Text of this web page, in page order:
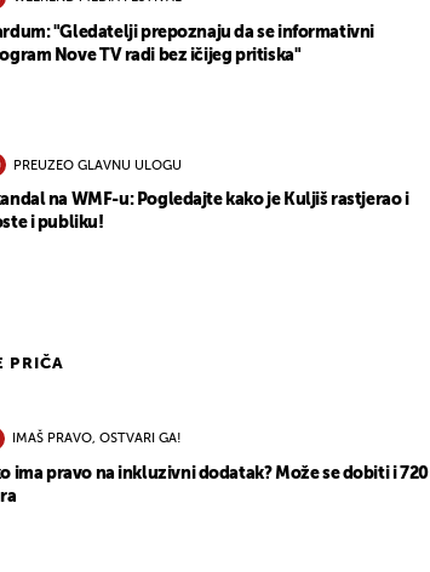
"Gledatelji prepoznaju da se informativni
Nove TV radi bez ičijeg pritiska"
PREUZEO GLAVNU ULOGU
na WMF-u: Pogledajte kako je Kuljiš rastjerao i
i publiku!
PRIČA
IMAŠ PRAVO, OSTVARI GA!
ima pravo na inkluzivni dodatak? Može se dobiti i 720